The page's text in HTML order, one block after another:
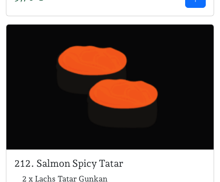
212. Salmon Spicy Tatar
2 x Lachs Tatar Gunkan